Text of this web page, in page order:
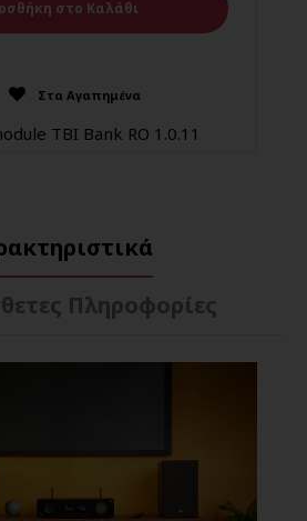
Στα Αγαπημένα
Πληροφορίες